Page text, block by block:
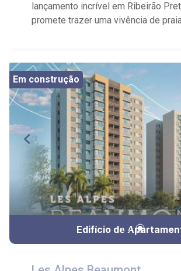
lançamento incrível em Ribeirão
promete trazer uma vivência de
seis opções de planta, que variam
m², com dois ou três dormitórios,
três suítes. O empreendimento tem
única com 26 andares e um
completo, que inclui: - Piscina com borda infinita -
Quadras de beach sports - Quadra poliesportiva -
Academia - Espaço gourmet com
Lounge de jogos - Salão de festas
família - Work space - Espaço
pet - Pet care - Oficina - Mini
Brinquedoteca - Playground - Game zone. Tudo
isso em um terreno de mais de 6
Jardim Olhos D'Água, um dos bairros
valorizados da cidade. O Chianti é inspirado na
Em construção
Edifício de